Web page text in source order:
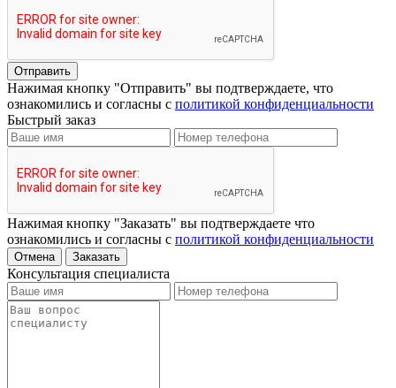
Отправить
Нажимая кнопку "Отправить" вы подтверждаете, что
ознакомились и согласны с политикой конфиденциальности
Быстрый заказ
Нажимая кнопку "Заказать" вы подтверждаете что
ознакомились и согласны с политикой конфиденциальности
Отмена Заказать
Консультация специалиста